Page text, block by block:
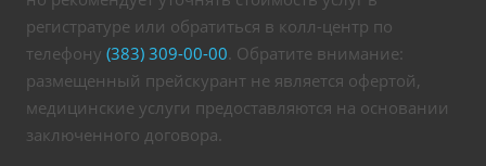
регистратуре или обратиться в колл-центр по
телефону (383) 309-00-00. Обратите внимание:
размещенный прейскурант не является офертой,
медицинские услуги предоставляются на основании
заключенного договора.